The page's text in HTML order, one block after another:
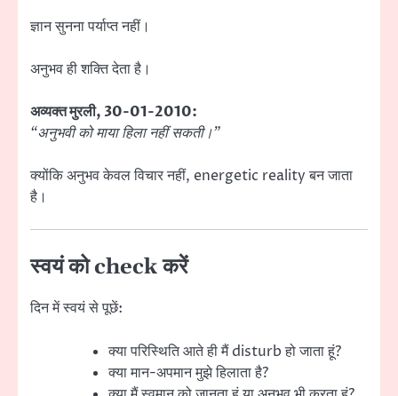
ज्ञान सुनना पर्याप्त नहीं।
अनुभव ही शक्ति देता है।
अव्यक्त मुरली, 30-01-2010:
“अनुभवी को माया हिला नहीं सकती।”
क्योंकि अनुभव केवल विचार नहीं, energetic reality बन जाता
है।
स्वयं को check करें
दिन में स्वयं से पूछें:
क्या परिस्थिति आते ही मैं disturb हो जाता हूं?
क्या मान-अपमान मुझे हिलाता है?